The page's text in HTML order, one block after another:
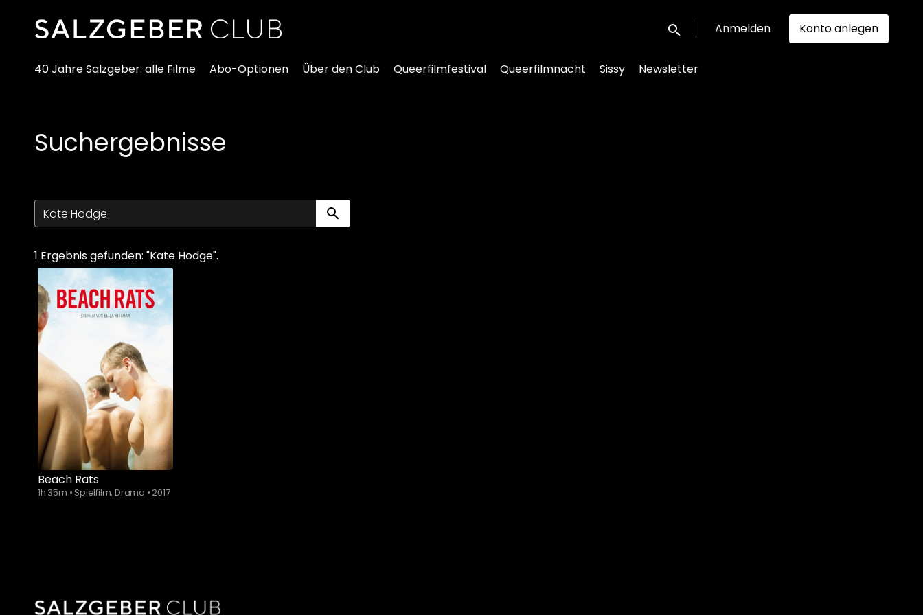
Zugänglichkeitslinks
Suche einreichen
Anmelden Konto anlegen
40 Jahre Salzgeber: alle Filme Abo-Optionen Über den Club Queerfilmfestival Queerfilmnacht Sissy Newsletter
Suchergebnisse
Suche einreichen
1 Ergebnis gefunden: "Kate Hodge".
Beach Rats
1h 35m • Spielfilm, Drama •2017